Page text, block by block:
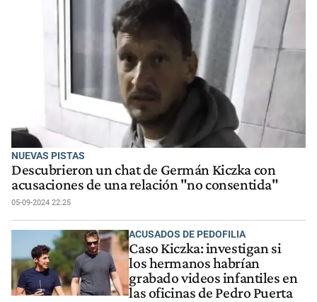
NUEVAS PISTAS
Descubrieron un chat de Germán Kiczka con
acusaciones de una relación "no consentida"
05-09-2024 22:25
ACUSADOS DE PEDOFILIA
Caso Kiczka: investigan si
los hermanos habrían
grabado videos infantiles en
las oficinas de Pedro Puerta